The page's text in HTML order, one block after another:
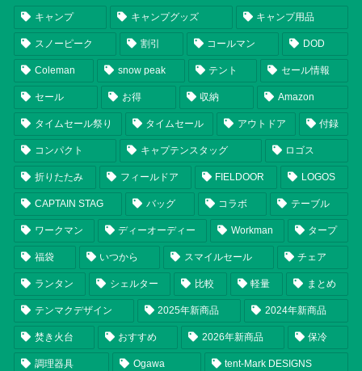
キャンプ キャンプグッズ キャンプ用品
スノーピーク 割引 コールマン DOD
Coleman snow peak テント セール情報
セール お得 収納 Amazon
タイムセール祭り タイムセール アウトドア 付録
コンパクト キャプテンスタッグ ロゴス
折りたたみ フィールドア FIELDOOR LOGOS
CAPTAIN STAG バッグ コラボ テーブル
ワークマン ディーオーディー Workman タープ
福袋 いつから スマイルセール チェア
ランタン シェルター 比較 軽量 まとめ
テンマクデザイン 2025年新商品 2024年新商品
焚き火台 おすすめ 2026年新商品 保冷
調理器具 Ogawa tent-Mark DESIGNS